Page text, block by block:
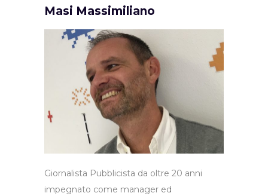
Masi Massimiliano
Giornalista Pubblicista da oltre 20 anni
impegnato come manager ed